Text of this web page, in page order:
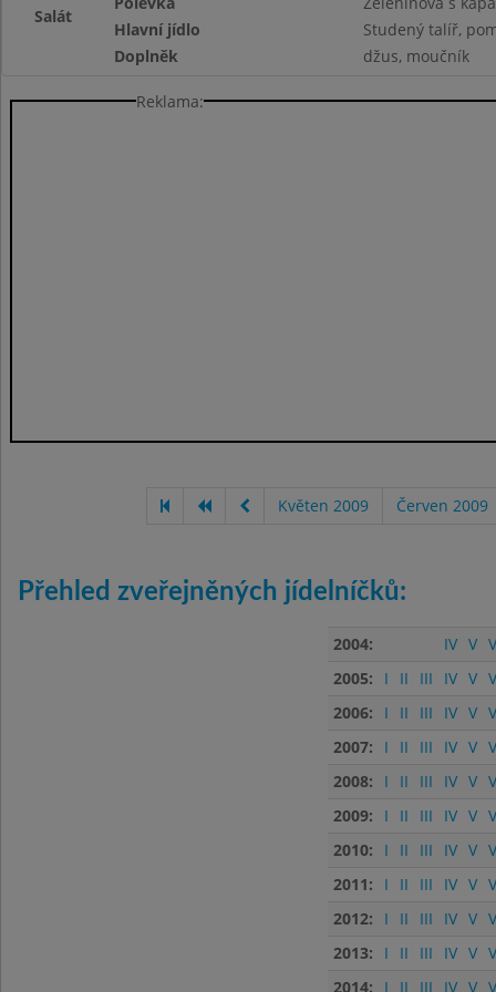
Salát
Hlavní jídlo
Studený talíř,
Doplněk
džus, moučník
Reklama:
Květen 2009 Červen 2009
Přehled zveřejněných jídelníčků:
2004: IV V
2005:
I II III IV V
2006:
I II III IV V
2007:
I II III IV V
2008:
I II III IV V
2009:
I II III IV V
2010:
I II III IV V
2011:
I II III IV V
2012:
I II III IV V
2013:
I II III IV V
2014:
I II III IV V